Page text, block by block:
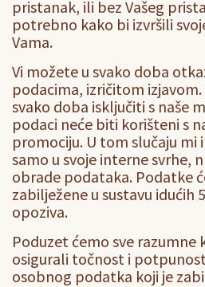
pristanak, ili bez Vašeg
potrebno kako bi izvršili
Vama.
Vi možete u svako doba
podacima, izričitom
svako doba isključiti s naše
podaci neće biti korišteni s
promociju. U tom slučaju
samo u svoje interne svrhe,
obrade podataka. Podatke
zabilježene u sustavu idućih
opoziva.
Poduzet ćemo sve razumne
osigurali točnost i
osobnog podatka koji je